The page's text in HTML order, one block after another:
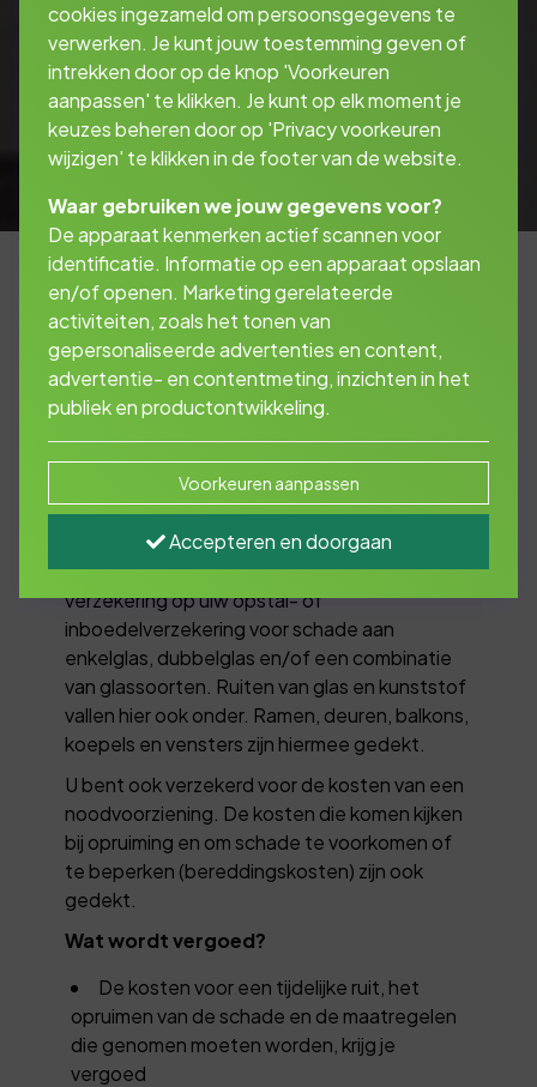
Glasdekking afsluiten?
Een kapotte ruit door een ongelukje in huis of
een onverwachts afgebroken tak van een
boom? De glasdekking dekt de schade die
ontstaat aan de ruiten van uw huis. Ook als u
per ongeluk zelf uw ruit breekt.
De Glasverzekering is een aanvullende
verzekering op uiw opstal- of
inboedelverzekering voor schade aan
enkelglas, dubbelglas en/of een combinatie
van glassoorten. Ruiten van glas en kunststof
vallen hier ook onder. Ramen, deuren, balkons,
koepels en vensters zijn hiermee gedekt.
U bent ook verzekerd voor de kosten van een
noodvoorziening. De kosten die komen kijken
bij opruiming en om schade te voorkomen of
te beperken (bereddingskosten) zijn ook
gedekt.
Wat wordt vergoed?
De kosten voor een tijdelijke ruit, het
opruimen van de schade en de maatregelen
die genomen moeten worden, krijg je
vergoed
cookies ingezameld om persoonsgegevens te
verwerken. Je kunt jouw toestemming geven of
intrekken door op de knop 'Voorkeuren
aanpassen' te klikken. Je kunt op elk moment je
keuzes beheren door op 'Privacy voorkeuren
wijzigen' te klikken in de footer van de website.
Waar gebruiken we jouw gegevens voor?
De apparaat kenmerken actief scannen voor
identificatie. Informatie op een apparaat opslaan
en/of openen. Marketing gerelateerde
activiteiten, zoals het tonen van
gepersonaliseerde advertenties en content,
advertentie- en contentmeting, inzichten in het
publiek en productontwikkeling.
Voorkeuren aanpassen
Accepteren en doorgaan